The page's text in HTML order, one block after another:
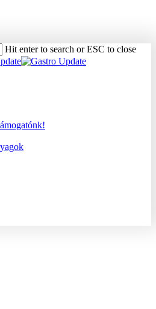
Hit enter to search or ESC to close